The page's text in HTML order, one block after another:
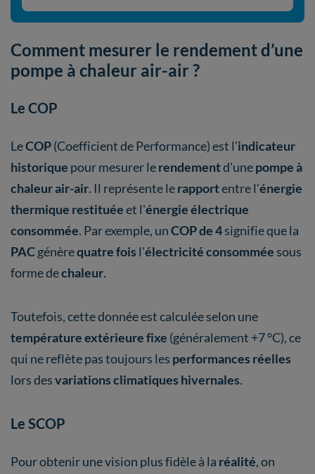
Comment mesurer le rendement d’une
pompe à chaleur air-air ?
Le COP
LeCOP(Coefficient de Performance) est l’indicateur
historique pour mesurer lerendementd'unepompe à
chaleur air-air. Il représente lerapportentre l'énergie
thermique restituéeet l'énergie électrique
consommée. Par exemple, unCOP de 4signifie que la
PACgénèrequatre fois l'électricité consommée sous
forme dechaleur.
Toutefois, cette donnée est calculée selon une
température extérieure fixe (généralement +7 °C), ce
qui ne reflète pas toujours les performances réelles
lors desvariations climatiques hivernales.
Le SCOP
Pour obtenir une vision plus fidèle à la réalité, on